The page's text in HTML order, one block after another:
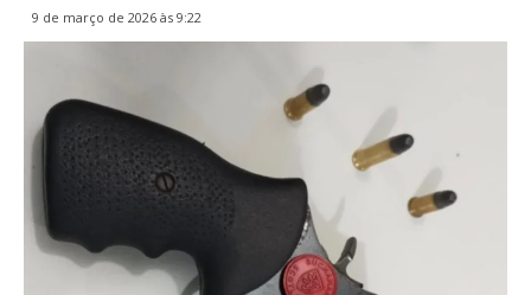
9 de março de 2026 às 9:22